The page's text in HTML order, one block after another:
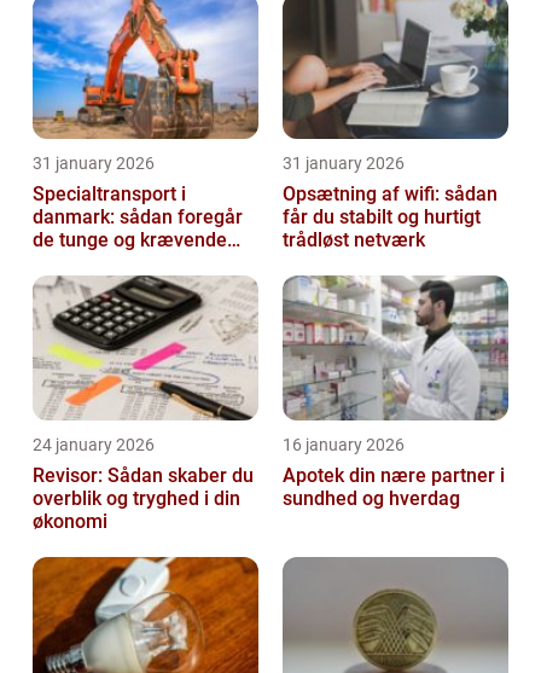
31 january 2026
Specialtransport i
danmark: sådan foregår
de tunge og krævende
31 january 2026
Opsætning af wifi: sådan
får du stabilt og hurtigt
trådløst netværk
24 january 2026
Revisor: Sådan skaber du
overblik og tryghed i din
økonomi
16 january 2026
Apotek din nære partner i
sundhed og hverdag